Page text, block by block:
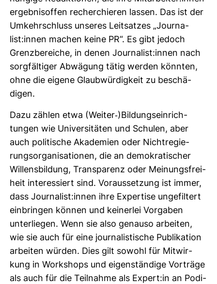
ergeb­nis­offen recher­chieren lassen. Das ist der
Umkehr­schluss unseres Leit­satzes „Jour­na­
list:innen machen keine PR“. Es gibt jedoch
Grenz­be­reiche, in denen Jour­na­list:innen nach
sorg­fäl­tiger Abwä­gung tätig werden könnten,
ohne die eigene Glaub­wür­dig­keit zu beschä­
digen.
Dazu zählen etwa (Weiter-​)Bil­dungs­ein­rich­
tungen wie Uni­ver­si­täten und Schulen, aber
auch poli­ti­sche Aka­de­mien oder Nicht­re­gie­
rungs­or­ga­ni­sa­tionen, die an demo­kra­ti­scher
Wil­lens­bil­dung, Trans­pa­renz oder Mei­nungs­frei­
heit inter­es­siert sind. Vor­aus­set­zung ist immer,
dass Jour­na­list:innen ihre Exper­tise unge­fil­tert
ein­bringen können und kei­nerlei Vor­gaben
unter­liegen. Wenn sie also genauso arbeiten,
wie sie auch für eine jour­na­lis­ti­sche Publi­ka­tion
arbeiten würden. Dies gilt sowohl für Mit­wir­
kung in Work­shops und eigen­stän­dige Vor­träge
als auch für die Teil­nahme als Expert:in an Podi­